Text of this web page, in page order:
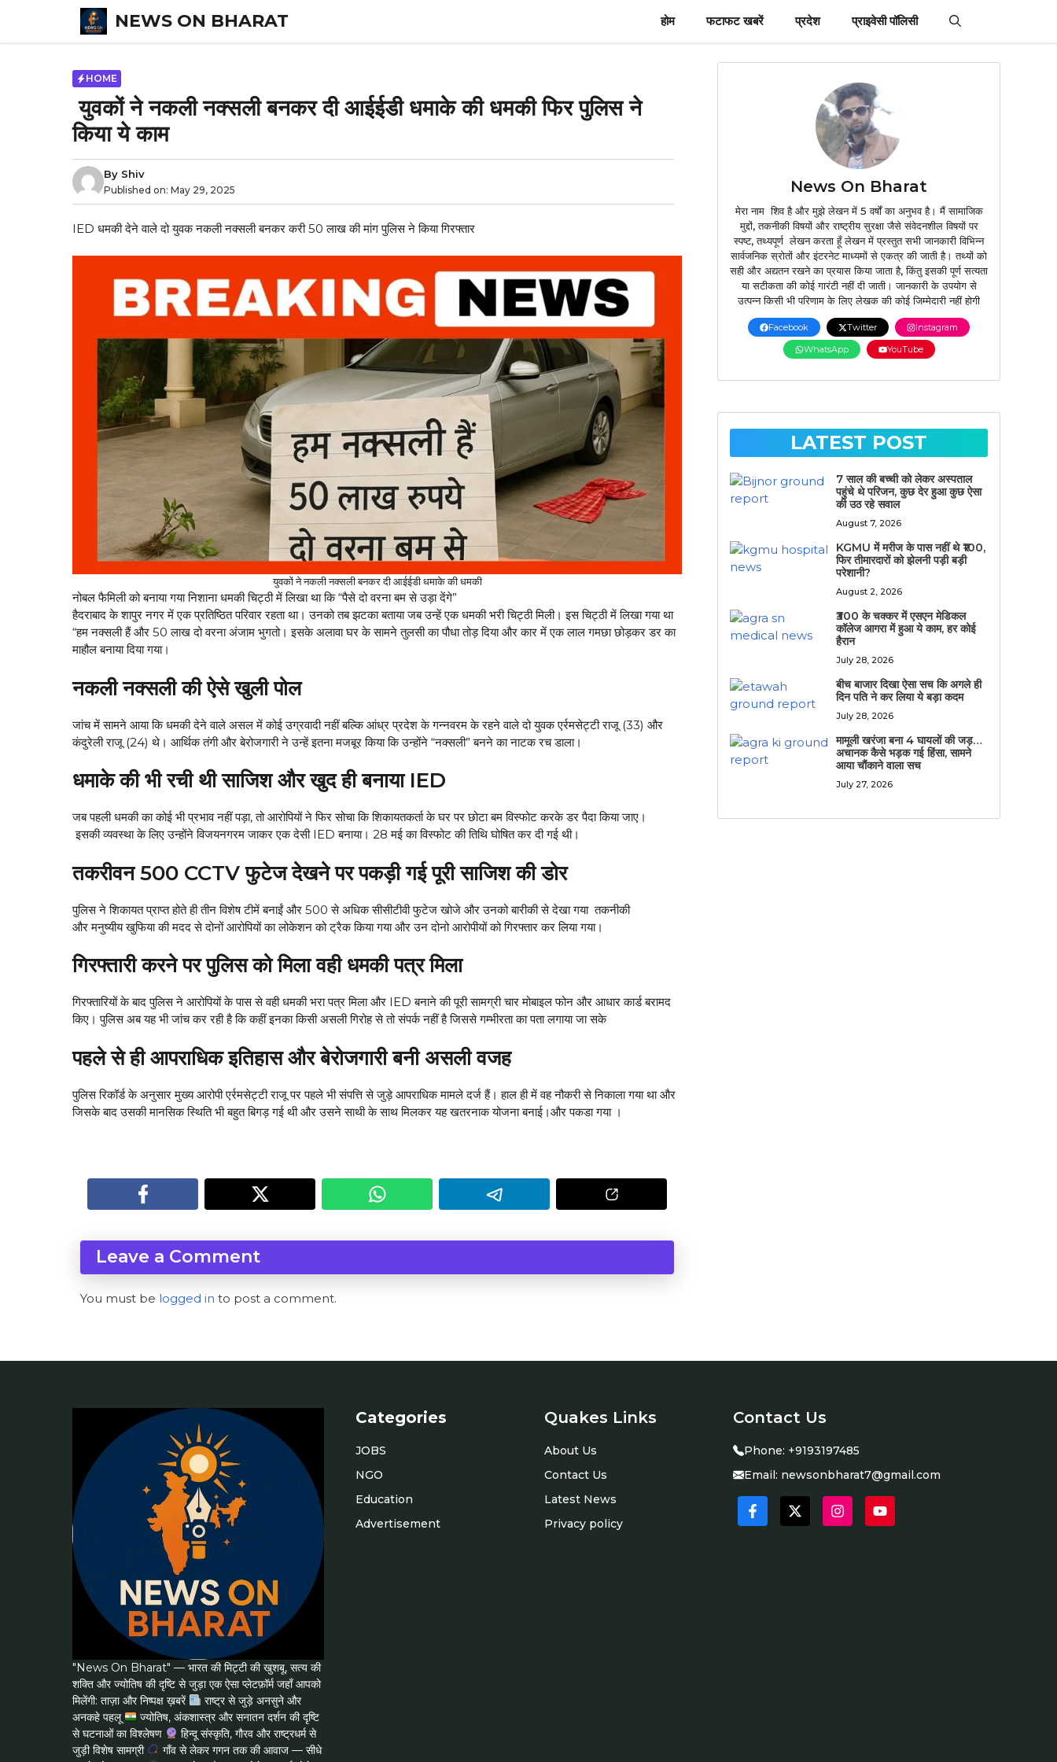
content
NEWS ON BHARAT होम फटाफट खबरें प्रदेश प्राइवेसी पॉलिसी
HOME
युवकों ने नकली नक्सली बनकर दी आईईडी धमाके की धमकी फिर पुलिस ने
किया ये काम
By Shiv
Published on: May 29, 2025
IED धमकी देने वाले दो युवक नकली नक्सली बनकर करी 50 लाख की मांग पुलिस ने किया गिरफ्तार
युवकों ने नकली नक्सली बनकर दी आईईडी धमाके की धमकी
नोबल फैमिली को बनाया गया निशाना धमकी चिट्ठी में लिखा था कि “पैसे दो वरना बम से उड़ा देंगे”
हैदराबाद के शापुर नगर में एक प्रतिष्ठित परिवार रहता था। उनको तब झटका बताया जब उन्हें एक धमकी भरी चिट्ठी मिली। इस चिट्ठी में लिखा गया था
“हम नक्सली हैं और 50 लाख दो वरना अंजाम भुगतो। इसके अलावा घर के सामने तुलसी का पौधा तोड़ दिया और कार में एक लाल गमछा छोड़कर डर का
माहौल बनाया दिया गया।
नकली नक्सली की ऐसे खुली पोल
जांच में सामने आया कि धमकी देने वाले असल में कोई उग्रवादी नहीं बल्कि आंध्र प्रदेश के गन्नवरम के रहने वाले दो युवक एर्रमसेट्टी राजू (33) और
कंदुरेली राजू (24) थे। आर्थिक तंगी और बेरोजगारी ने उन्हें इतना मजबूर किया कि उन्होंने “नक्सली” बनने का नाटक रच डाला।
धमाके की भी रची थी साजिश और खुद ही बनाया IED
जब पहली धमकी का कोई भी प्रभाव नहीं पड़ा, तो आरोपियों ने फिर सोचा कि शिकायतकर्ता के घर पर छोटा बम विस्फोट करके डर पैदा किया जाए।
इसकी व्यवस्था के लिए उन्होंने विजयनगरम जाकर एक देसी IED बनाया। 28 मई का विस्फोट की तिथि घोषित कर दी गई थी।
तकरीवन 500 CCTV फुटेज देखने पर पकड़ी गई पूरी साजिश की डोर
पुलिस ने शिकायत प्राप्त होते ही तीन विशेष टीमें बनाईं और 500 से अधिक सीसीटीवी फुटेज खोजे और उनको बारीकी से देखा गया तकनीकी
और मनुष्यीय खुफिया की मदद से दोनों आरोपियों का लोकेशन को ट्रैक किया गया और उन दोनो आरोपीयों को गिरफ्तार कर लिया गया।
गिरफ्तारी करने पर पुलिस को मिला वही धमकी पत्र मिला
गिरफ्तारियों के बाद पुलिस ने आरोपियों के पास से वही धमकी भरा पत्र मिला और IED बनाने की पूरी सामग्री चार मोबाइल फोन और आधार कार्ड बरामद
किए। पुलिस अब यह भी जांच कर रही है कि कहीं इनका किसी असली गिरोह से तो संपर्क नहीं है जिससे गम्भीरता का पता लगाया जा सके
पहले से ही आपराधिक इतिहास और बेरोजगारी बनी असली वजह
पुलिस रिकॉर्ड के अनुसार मुख्य आरोपी एर्रमसेट्टी राजू पर पहले भी संपत्ति से जुड़े आपराधिक मामले दर्ज हैं। हाल ही में वह नौकरी से निकाला गया था और
जिसके बाद उसकी मानसिक स्थिति भी बहुत बिगड़ गई थी और उसने साथी के साथ मिलकर यह खतरनाक योजना बनाई।और पकडा गया ।
Leave a Comment
You must be logged in to post a comment.
News On Bharat
मेरा नाम शिव है और मुझे लेखन में 5 वर्षों का अनुभव है। मैं सामाजिक
मुद्दों, तकनीकी विषयों और राष्ट्रीय सुरक्षा जैसे संवेदनशील विषयों पर
स्पष्ट, तथ्यपूर्ण लेखन करता हूँ लेखन में प्रस्तुत सभी जानकारी विभिन्न
सार्वजनिक स्रोतों और इंटरनेट माध्यमों से एकत्र की जाती है। तथ्यों को
सही और अद्यतन रखने का प्रयास किया जाता है, किंतु इसकी पूर्ण सत्यता
या सटीकता की कोई गारंटी नहीं दी जाती। जानकारी के उपयोग से
उत्पन्न किसी भी परिणाम के लिए लेखक की कोई जिम्मेदारी नहीं होगी
Facebook Twitter
Instagram
WhatsApp
YouTube
LATEST POST
7 साल की बच्ची को लेकर अस्पताल
पहुंचे थे परिजन, कुछ देर हुआ कुछ ऐसा
की उठ रहे सवाल
August 7, 2026
KGMU में मरीज के पास नहीं थे ₹100,
फिर तीमारदारों को झेलनी पड़ी बड़ी
परेशानी?
August 2, 2026
₹300 के चक्कर में एसएन मेडिकल
कॉलेज आगरा में हुआ ये काम, हर कोई
हैरान
July 28, 2026
बीच बाजार दिखा ऐसा सच कि अगले ही
दिन पति ने कर लिया ये बड़ा कदम
July 28, 2026
मामूली खरंजा बना 4 घायलों की जड़…
अचानक कैसे भड़क गई हिंसा, सामने
आया चौंकाने वाला सच
July 27, 2026
"News On Bharat" — भारत की मिट्टी की खुशबू, सत्य की
शक्ति और ज्योतिष की दृष्टि से जुड़ा एक ऐसा प्लेटफ़ॉर्म जहाँ आपको
मिलेंगी: ताज़ा और निष्पक्ष ख़बरें
राष्ट्र से जुड़े अनसुने और
अनकहे पहलू
ज्योतिष, अंकशास्त्र और सनातन दर्शन की दृष्टि
से घटनाओं का विश्लेषण
हिन्दू संस्कृति, गौरव और राष्ट्रधर्म से
जुड़ी विशेष सामग्री
गाँव से लेकर गगन तक की आवाज — सीधे
Categories
JOBS
NGO
Education
Advertisement
Quakes Links
About Us
Contact Us
Latest News
Privacy policy
Contact Us
Phone: +9193197485
Email: newsonbharat7@gmail.com